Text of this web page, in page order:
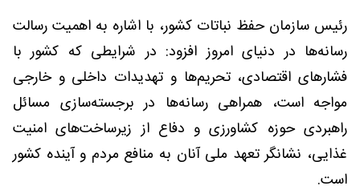
رئیس سازمان حفظ نباتات کشور، با اشاره به اهمیت رسالت
رسانه‌ها در دنیای امروز افزود: در شرایطی که کشور با
فشارهای اقتصادی، تحریم‌ها و تهدیدات داخلی و خارجی
مواجه است، همراهی رسانه‌ها در برجسته‌سازی مسائل
راهبردی حوزه کشاورزی و دفاع از زیرساخت‌های امنیت
غذایی، نشانگر تعهد ملی آنان به منافع مردم و آینده کشور
است.